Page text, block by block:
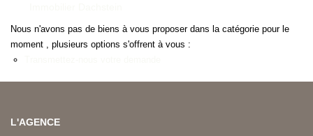
Nous n'avons pas de biens à vous proposer dans la catégorie pour le
moment , plusieurs options s'offrent à vous :
L'AGENCE